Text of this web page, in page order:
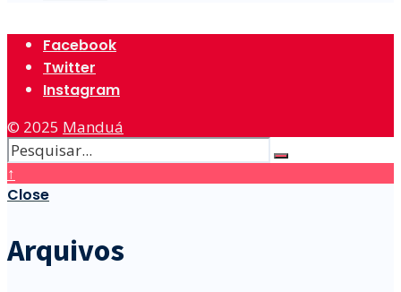
Facebook
Twitter
Instagram
© 2025 Manduá
↑
Close
Arquivos